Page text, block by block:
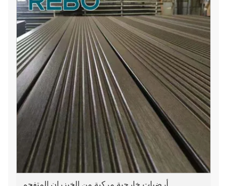
أرضيات خارجية مركبة من الخيزران المتفحم